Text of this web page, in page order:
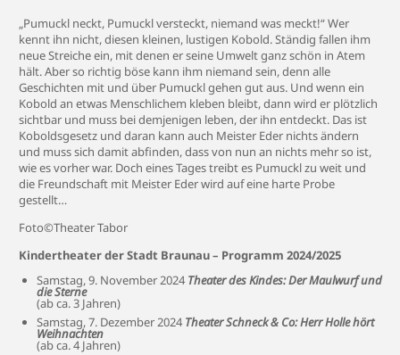
„Pumuckl neckt, Pumuckl versteckt, niemand was meckt!“ Wer
kennt ihn nicht, diesen kleinen, lustigen Kobold. Ständig fallen ihm
neue Streiche ein, mit denen er seine Umwelt ganz schön in Atem
hält. Aber so richtig böse kann ihm niemand sein, denn alle
Geschichten mit und über Pumuckl gehen gut aus. Und wenn ein
Kobold an etwas Menschlichem kleben bleibt, dann wird er plötzlich
sichtbar und muss bei demjenigen leben, der ihn entdeckt. Das ist
Koboldsgesetz und daran kann auch Meister Eder nichts ändern
und muss sich damit abfinden, dass von nun an nichts mehr so ist,
wie es vorher war. Doch eines Tages treibt es Pumuckl zu weit und
die Freundschaft mit Meister Eder wird auf eine harte Probe
gestellt…
Foto©Theater Tabor
Kindertheater der Stadt Braunau – Programm 2024/2025
Samstag, 9. November 2024 Theater des Kindes: Der Maulwurf und
die Sterne
(ab ca. 3 Jahren)
Samstag, 7. Dezember 2024 Theater Schneck & Co: Herr Holle hört
Weihnachten
(ab ca. 4 Jahren)